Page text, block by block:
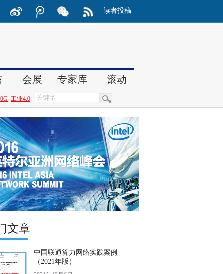
文章
中国联通算力网络实践案例
（2021年版）